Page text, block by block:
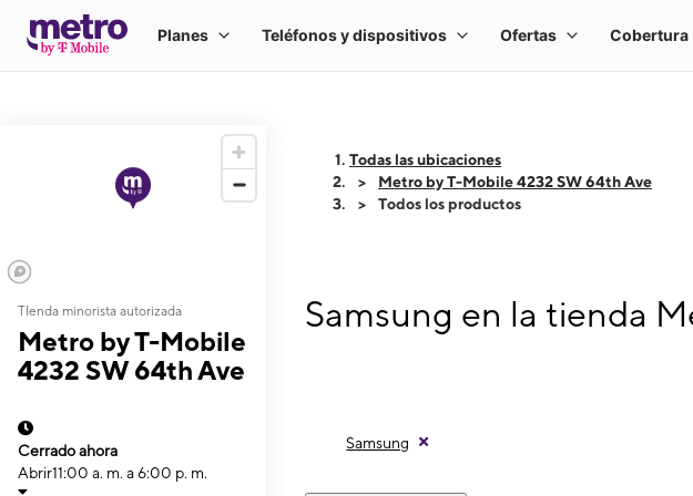
TIenda minorista autorizada
Metro by T-Mobile
4232 SW 64th Ave
Cerrado ahora
Abrir11:00 a. m. a 6:00 p. m.
Todas las ubicaciones
Metro by T-Mobile 4232 SW 64th Ave
Todos los productos
Samsung en la tienda
Samsung